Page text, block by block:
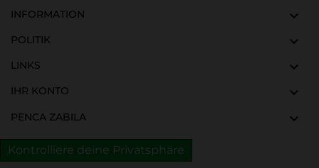
INFORMATION 
POLITIK 
LINKS 
IHR KONTO 
PENCA ZABILA 
Kontrolliere deine Privatsphäre